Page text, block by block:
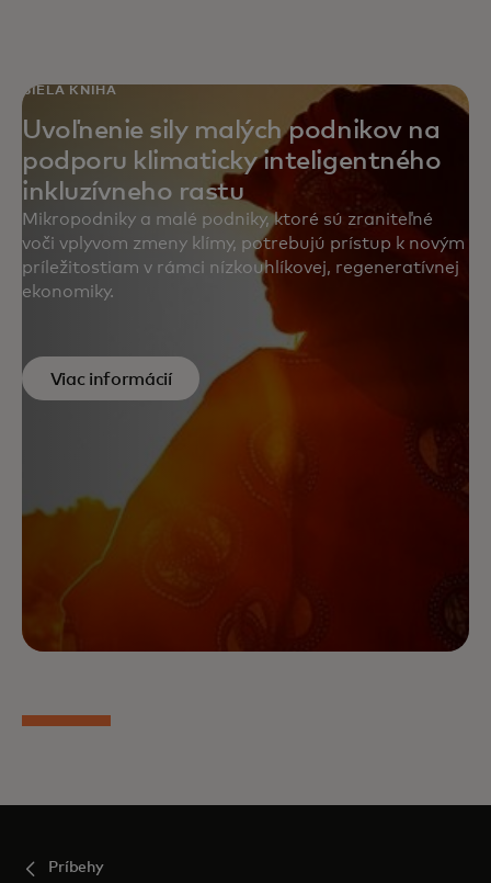
BIELA KNIHA
Uvoľnenie sily malých podnikov na
podporu klimaticky inteligentného
inkluzívneho rastu
Mikropodniky a malé podniky, ktoré sú zraniteľné
voči vplyvom zmeny klímy, potrebujú prístup k novým
príležitostiam v rámci nízkouhlíkovej, regeneratívnej
ekonomiky.
Viac informácií
Príbehy